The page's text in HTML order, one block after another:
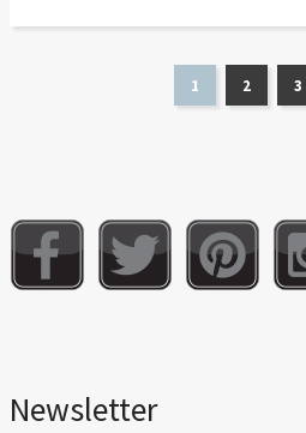
1 2 3
Newsletter